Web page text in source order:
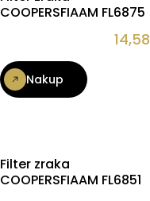
COOPERSFIAAM FL6875
14,58
Nakup
Filter zraka
COOPERSFIAAM FL6851